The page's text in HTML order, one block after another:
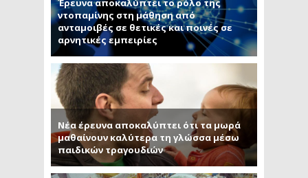
Έρευνα αποκαλύπτει το ρόλο της
ντοπαμίνης στη μάθηση από
ανταμοιβές σε θετικές και ποινές σε
αρνητικές εμπειρίες
Νέα έρευνα αποκαλύπτει ότι τα μωρά
μαθαίνουν καλύτερα τη γλώσσα μέσω
παιδικών τραγουδιών